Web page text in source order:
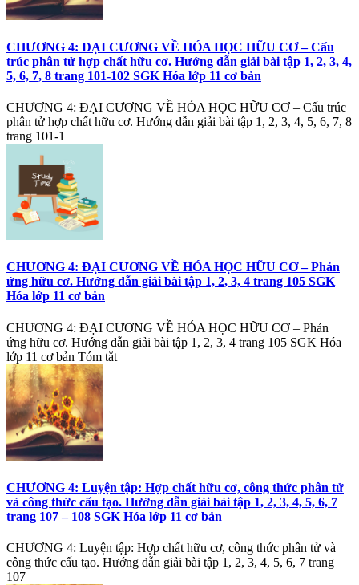
CHƯƠNG 4: ĐẠI CƯƠNG VỀ HÓA HỌC HỮU CƠ – Cấu
trúc phân tử hợp chất hữu cơ. Hướng dẫn giải bài tập 1, 2, 3, 4,
5, 6, 7, 8 trang 101-102 SGK Hóa lớp 11 cơ bản
CHƯƠNG 4: ĐẠI CƯƠNG VỀ HÓA HỌC HỮU CƠ – Cấu trúc
phân tử hợp chất hữu cơ. Hướng dẫn giải bài tập 1, 2, 3, 4, 5, 6, 7, 8
trang 101-1
CHƯƠNG 4: ĐẠI CƯƠNG VỀ HÓA HỌC HỮU CƠ – Phản
ứng hữu cơ. Hướng dẫn giải bài tập 1, 2, 3, 4 trang 105 SGK
Hóa lớp 11 cơ bản
CHƯƠNG 4: ĐẠI CƯƠNG VỀ HÓA HỌC HỮU CƠ – Phản
ứng hữu cơ. Hướng dẫn giải bài tập 1, 2, 3, 4 trang 105 SGK Hóa
lớp 11 cơ bản Tóm tắt
CHƯƠNG 4: Luyện tập: Hợp chất hữu cơ, công thức phân tử
và công thức cấu tạo. Hướng dẫn giải bài tập 1, 2, 3, 4, 5, 6, 7
trang 107 – 108 SGK Hóa lớp 11 cơ bản
CHƯƠNG 4: Luyện tập: Hợp chất hữu cơ, công thức phân tử và
công thức cấu tạo. Hướng dẫn giải bài tập 1, 2, 3, 4, 5, 6, 7 trang
107